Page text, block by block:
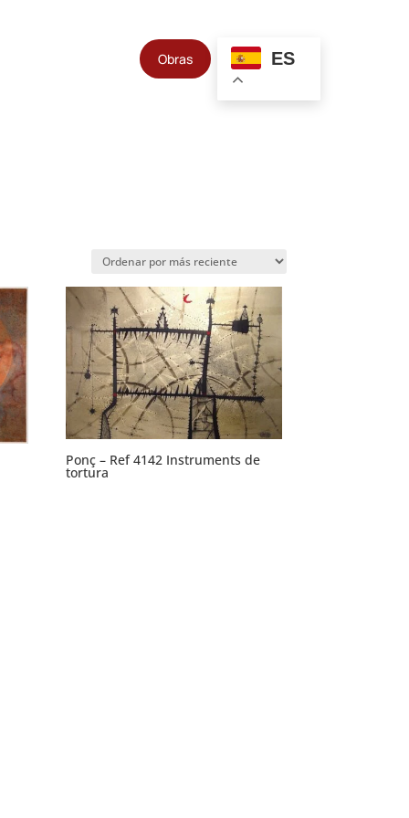
Obras ES
Ponç – Ref 4142 Instruments de
tortura